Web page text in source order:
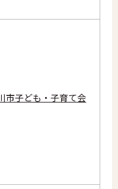
市子ども・子育て会